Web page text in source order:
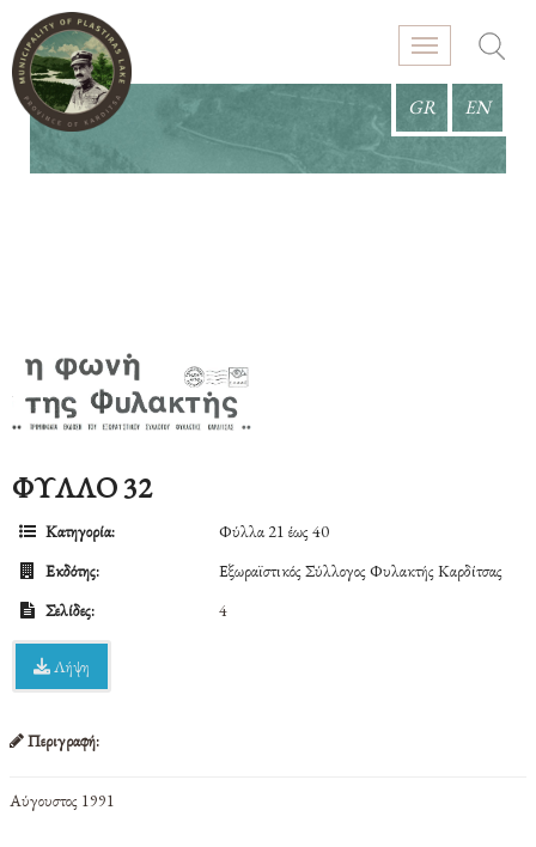
GR EN
ΦΥΛΛΟ 32
Κατηγορία:
Φύλλα 21 έως 40
Εκδότης:
Εξωραϊστικός Σύλλογος Φυλακτής Καρδίτσας
Σελίδες:
4
Λήψη
Περιγραφή:
Αύγουστος 1991